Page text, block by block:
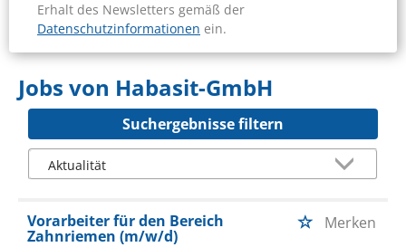
Erhalt des Newsletters gemäß der
Datenschutzinformationen ein.
Jobs von Habasit-GmbH
Suchergebnisse filtern
Vorarbeiter für den Bereich
Zahnriemen (m/w/d)
Merken